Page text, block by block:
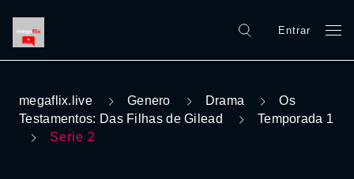
Entrar
megaflix.live Genero Drama
Os
Testamentos: Das Filhas de Gilead
Temporada 1
Serie 2